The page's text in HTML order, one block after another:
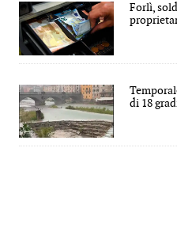
Forlì,
di 18